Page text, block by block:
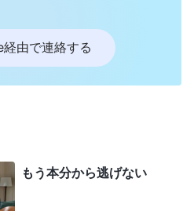
しないのです。例えば、2
のうちの1人に反キリスト
人に何が顕在しますか。そ
人は自分の同労者には何も
人にとって、同労者とは何
、単なる飾りです。反キリ
経由で連絡する
もう本分から逃げない